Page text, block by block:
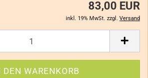
83,00 EUR
inkl. 19% MwSt. zzgl. Versand